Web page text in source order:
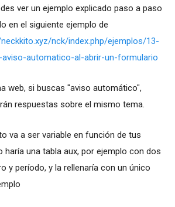
ver un ejemplo explicado paso a paso
en el siguiente ejemplo de
nck/index.php/ejemplos/13-
automatico-al-abrir-un-formulario
web, si buscas "aviso automático",
respuestas sobre el mismo tema.
va a ser variable en función de tus
haría una tabla aux, por ejemplo con dos
y período, y la rellenaría con un único